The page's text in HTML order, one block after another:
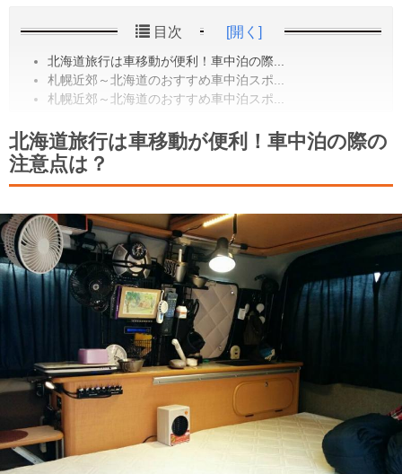
目次 [開く]
北海道旅行は車移動が便利！車中泊の際...
札幌近郊～北海道のおすすめ車中泊スポ...
札幌近郊～北海道のおすすめ車中泊スポ...
北海道旅行は車移動が便利！車中泊の際の
注意点は？